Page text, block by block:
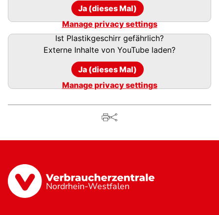
Ja (dieses Mal)
Manage privacy settings
Ist Plastikgeschirr gefährlich?
Externe Inhalte von YouTube laden?
Ja (dieses Mal)
Manage privacy settings
Nordrhein-Westfalen